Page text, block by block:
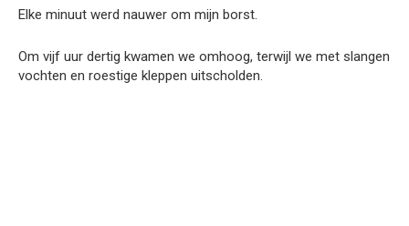
Elke minuut werd nauwer om mijn borst.
Om vijf uur dertig kwamen we omhoog, terwijl we met slangen
vochten en roestige kleppen uitscholden.